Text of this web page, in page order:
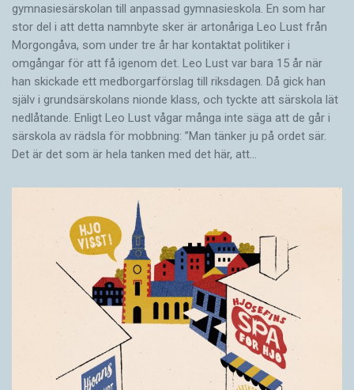
gymnasiesärskolan till anpassad gymnasieskola. En som har
stor del i att detta namnbyte sker är artonåriga Leo Lust från
Morgongåva, som under tre år har kontaktat politiker i
omgångar för att få igenom det. Leo Lust var bara 15 år när
han skickade ett medborgarförslag till riksdagen. Då gick han
själv i grundsärskolans nionde klass, och tyckte att särskola lät
nedlåtande. Enligt Leo Lust vågar många inte säga att de går i
särskola av rädsla för mobbning: ”Man tänker ju på ordet sär.
Det är det som är hela tanken med det här, att…